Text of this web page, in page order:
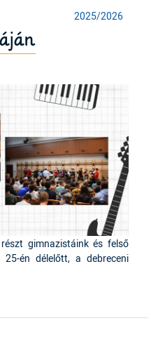
2025/2026
gimnazistáink és felső
én délelőtt, a debreceni